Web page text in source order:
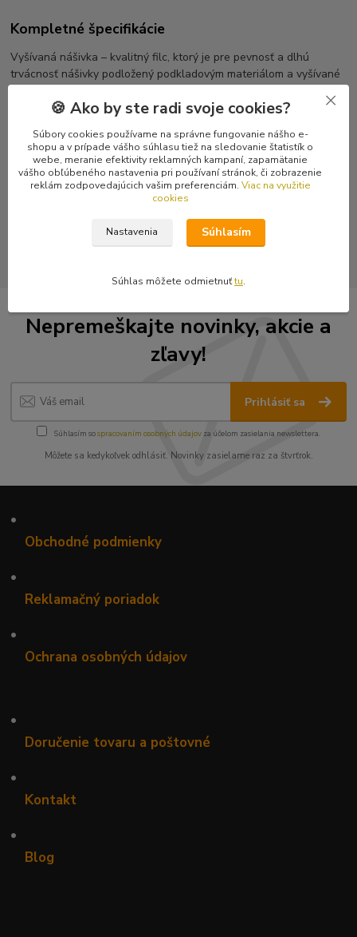
Kompletné špecifikácie
Vyšívaná nášivka – kvalitný filc, ktorý je pre pevnosť a dlhú
trvácnosť nášivky podložený podkladovým materiálom a vyšívané
Tovar zaradený v kategóriách
Nepremeškajte novinky, akcie a
zľavy!
Prihlásiť sa
Súhlasím sospracovaním osobných údajov za účelom zasielania newslettera.
Môžete sa kedykoľvek odhlásiť. Novinky zasielame raz za štvrťrok.
•
Obchodné podmienky
•
Reklamačný poriadok
•
Ochrana osobných údajov
•
Doručenie tovaru a poštovné
•
Kontakt
•
Blog
🍪 Ako by ste radi svoje cookies?
Súbory cookies používame na správne fungovanie nášho e-
shopu a v prípade vášho súhlasu tiež na sledovanie štatistík o
webe, meranie efektivity reklamných kampaní, zapamätanie
vášho obľúbeného nastavenia pri používaní stránok, či zobrazenie
reklám zodpovedajúcich vašim preferenciám. Viac na využitie
cookies
Nastavenia Súhlasím
Súhlas môžete odmietnuťtu.